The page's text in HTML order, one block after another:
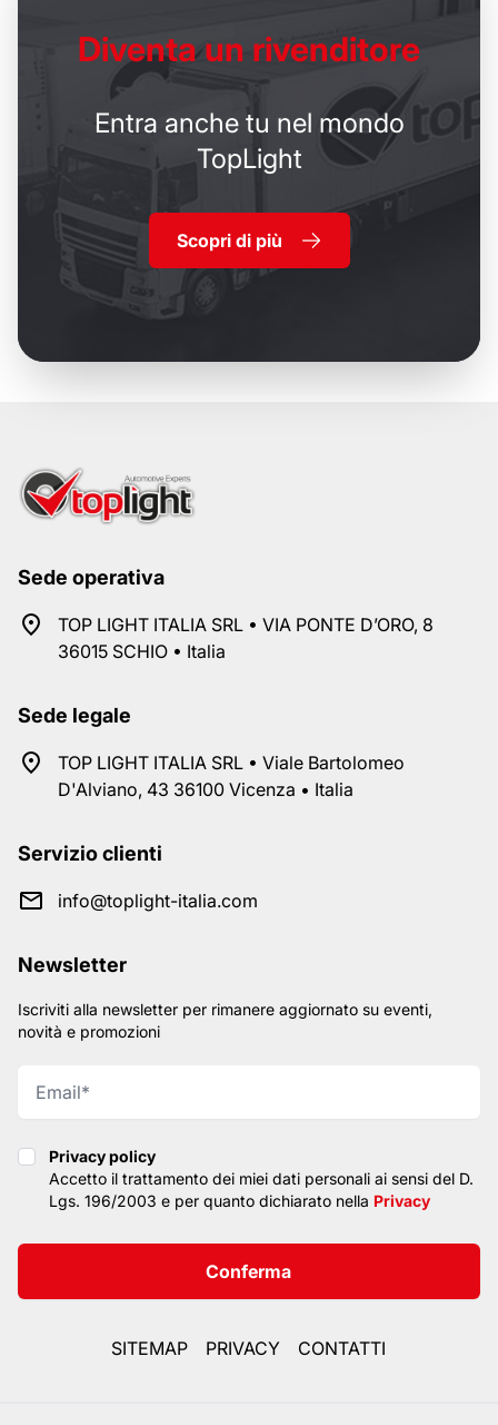
Diventa un rivenditore
Entra anche tu nel mondo
TopLight
Scopri di più
Sede operativa
TOP LIGHT ITALIA SRL • VIA PONTE D’ORO, 8
36015 SCHIO • Italia
Sede legale
TOP LIGHT ITALIA SRL • Viale Bartolomeo
D'Alviano, 43 36100 Vicenza • Italia
Servizio clienti
info@toplight-italia.com
Newsletter
Iscriviti alla newsletter per rimanere aggiornato su eventi,
novità e promozioni
Privacy policy
Privacy policy
Accetto il trattamento dei miei dati personali ai sensi del D.
Lgs. 196/2003 e per quanto dichiarato nella Privacy
Conferma
SITEMAP PRIVACY CONTATTI